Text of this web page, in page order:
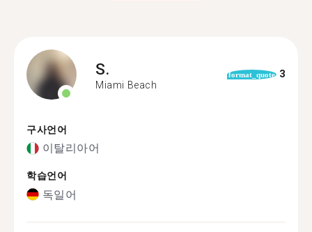
S.
Miami Beach
format_quote 3
구사언어
이탈리아어
학습언어
독일어